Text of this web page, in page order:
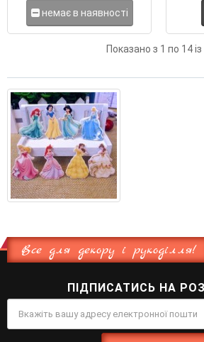
немає в наявності
Показано з 1 по 14
Все для декору і рукоділля!
ПІДПИСАТИСЬ НА